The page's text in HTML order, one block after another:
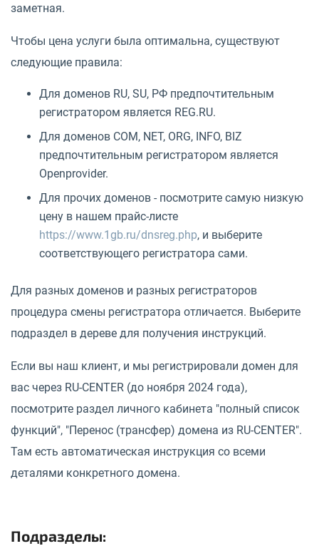
заметная.
Чтобы цена услуги была оптимальна, существуют
следующие правила:
Для доменов RU, SU, РФ предпочтительным
регистратором является REG.RU.
Для доменов COM, NET, ORG, INFO, BIZ
предпочтительным регистратором является
Openprovider.
Для прочих доменов - посмотрите самую низкую
цену в нашем прайс-листе
https://www.1gb.ru/dnsreg.php, и выберите
соответствующего регистратора сами.
Для разных доменов и разных регистраторов
процедура смены регистратора отличается. Выберите
подраздел в дереве для получения инструкций.
Если вы наш клиент, и мы регистрировали домен для
вас через RU-CENTER (до ноября 2024 года),
посмотрите раздел личного кабинета "полный список
функций", "Перенос (трансфер) домена из RU-CENTER".
Там есть автоматическая инструкция со всеми
деталями конкретного домена.
Подразделы: